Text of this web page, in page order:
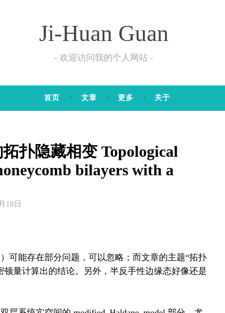
Ji-Huan Guan
欢迎访问我的个人网站
首页 文章 更多 关于
扑隐藏相变 Topological
bilayers with a
18日
可能存在部分问题，可以忽略；而文章的主题“拓扑
量计算出的结论。另外，半反手性边缘态好像还是